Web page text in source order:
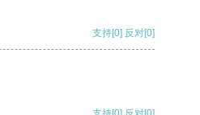
支持[0] 反对[0]